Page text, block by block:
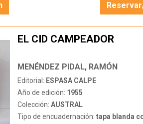
EL CID CAMPEADOR
MENÉNDEZ PIDAL, RAMÓN
Editorial: ESPASA CALPE
Año de edición: 1955
Colección: AUSTRAL
Tipo de encuadernación: tapa blanda